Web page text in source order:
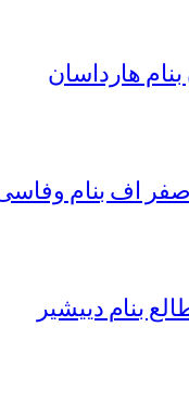
هارداسان
اف بنام
بنام دییشیر